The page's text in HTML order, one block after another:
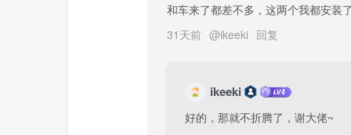
和车来了都差不多，这两个我都安装了
31天前 @ikeeki 回复
ikeeki
好的，那就不折腾了，谢大佬~